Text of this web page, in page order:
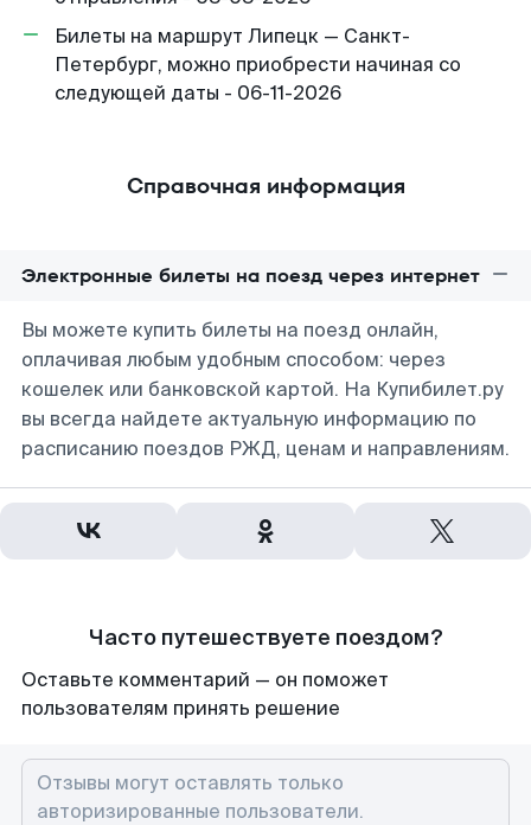
Билеты на маршрут Липецк — Санкт-
Петербург, можно приобрести начиная со
следующей даты - 06-11-2026
Справочная информация
Электронные билеты на поезд через интернет
Вы можете купить билеты на поезд онлайн,
оплачивая любым удобным способом: через
кошелек или банковской картой. На Купибилет.ру
вы всегда найдете актуальную информацию по
расписанию поездов РЖД, ценам и направлениям.
Часто путешествуете поездом?
Оставьте комментарий — он поможет
пользователям принять решение